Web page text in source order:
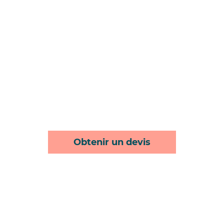
Obtenir un devis